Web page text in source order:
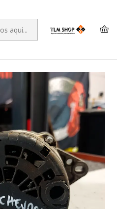
Eléctrico e Electrónico
Hatchback (T250, T255)